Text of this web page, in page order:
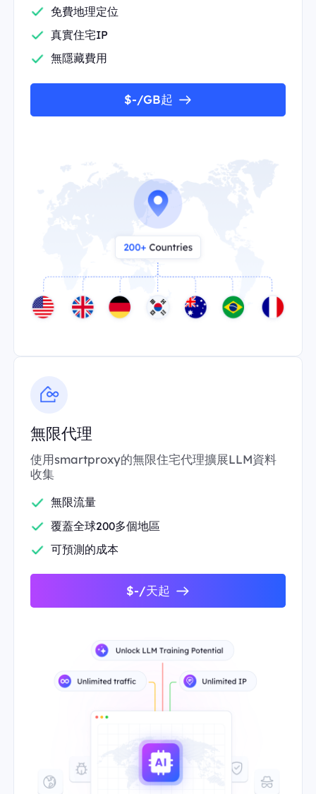
免費地理定位
真實住宅IP
無隱藏費用
$-/GB起
無限代理
使用smartproxy的無限住宅代理擴展LLM資料
收集
無限流量
覆蓋全球200多個地區
可預測的成本
$-/天起